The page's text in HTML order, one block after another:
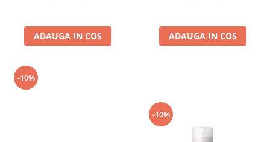
ADAUGA IN COS ADAUGA IN COS
-10%
-10%